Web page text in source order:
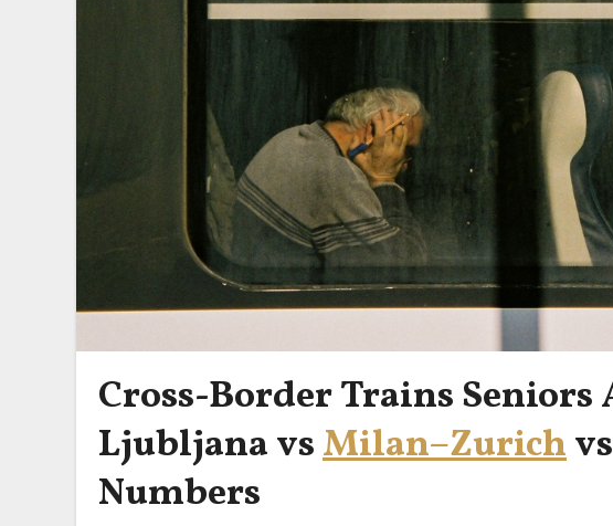
Cross-Border Trains Seniors
Ljubljana vsMilan–Zurich
Numbers